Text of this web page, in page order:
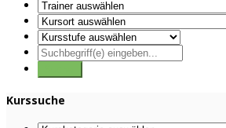
Kurssuche